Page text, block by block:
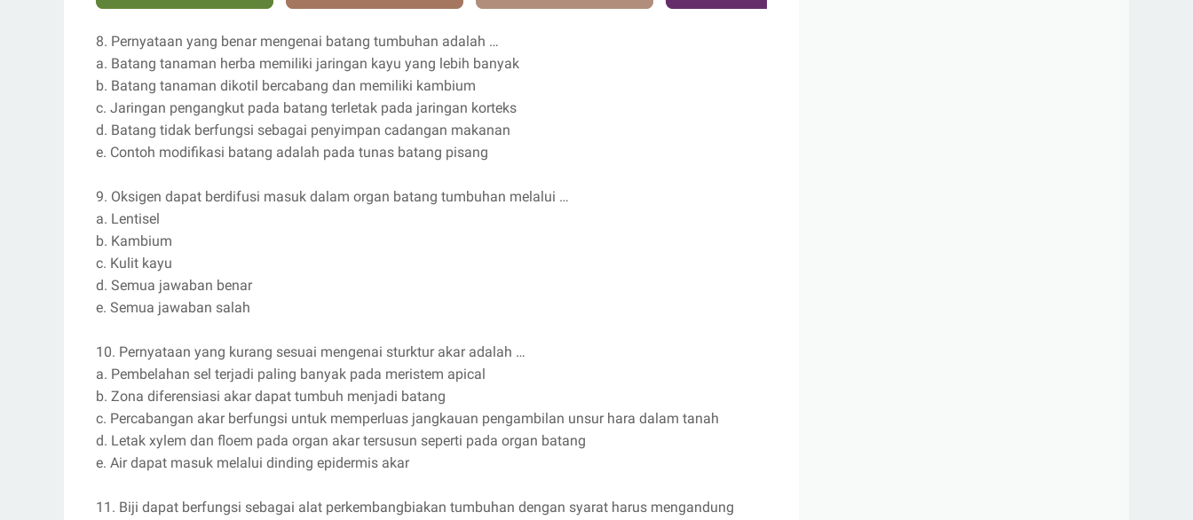
8. Pernyataan yang benar mengenai batang tumbuhan adalah …
a. Batang tanaman herba memiliki jaringan kayu yang lebih banyak
b. Batang tanaman dikotil bercabang dan memiliki kambium
c. Jaringan pengangkut pada batang terletak pada jaringan korteks
d. Batang tidak berfungsi sebagai penyimpan cadangan makanan
e. Contoh modifikasi batang adalah pada tunas batang pisang
9. Oksigen dapat berdifusi masuk dalam organ batang tumbuhan melalui …
a. Lentisel
b. Kambium
c. Kulit kayu
d. Semua jawaban benar
e. Semua jawaban salah
10. Pernyataan yang kurang sesuai mengenai sturktur akar adalah …
a. Pembelahan sel terjadi paling banyak pada meristem apical
b. Zona diferensiasi akar dapat tumbuh menjadi batang
c. Percabangan akar berfungsi untuk memperluas jangkauan pengambilan unsur hara dalam tanah
d. Letak xylem dan floem pada organ akar tersusun seperti pada organ batang
e. Air dapat masuk melalui dinding epidermis akar
11. Biji dapat berfungsi sebagai alat perkembangbiakan tumbuhan dengan syarat harus mengandung